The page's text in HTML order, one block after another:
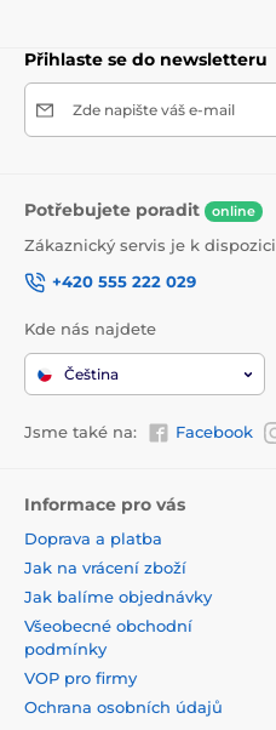
Přihlaste se do newsletteru
Zde napište váš e-mail
Potřebujete poradit online
Zákaznický servis je k dispozici
+420 555 222 029
Kde nás najdete
Čeština
Jsme také na: Facebook
Informace pro vás
Doprava a platba
Jak na vrácení zboží
Jak balíme objednávky
Všeobecné obchodní
podmínky
VOP pro firmy
Ochrana osobních údajů